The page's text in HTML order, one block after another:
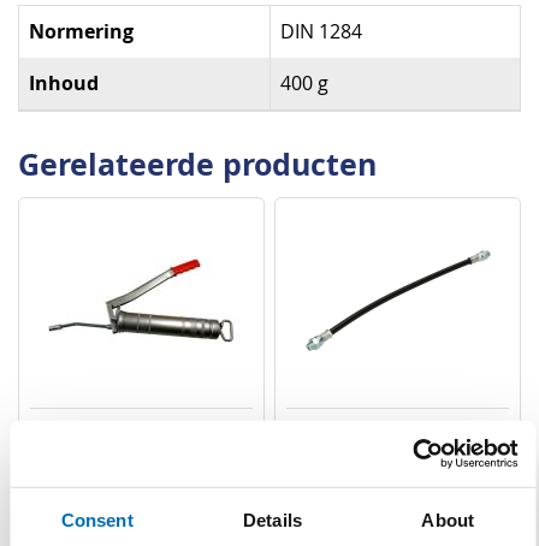
Consent Details About
Specificaties
Normering DIN 1284
Inhoud 400 g
Gerelateerde producten
VERLANGLIJST
VERGELIJKEN
vetspuit schaarmodel
VERLANGLIJST